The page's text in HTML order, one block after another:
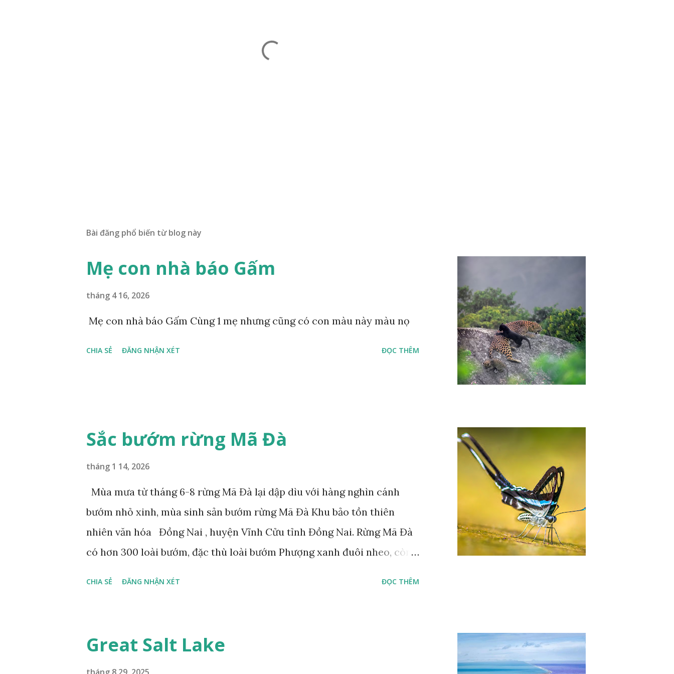
Bài đăng phổ biến từ blog này
Mẹ con nhà báo Gấm
tháng 4 16, 2026
Mẹ con nhà báo Gấm Cùng 1 mẹ nhưng cũng có con màu này màu nọ
CHIA SẺ ĐĂNG NHẬN XÉT ĐỌC THÊM
Sắc bướm rừng Mã Đà
tháng 1 14, 2026
Mùa mưa từ tháng 6-8 rừng Mã Đà lại dập dìu với hàng nghìn cánh
bướm nhỏ xinh, mùa sinh sản bướm rừng Mã Đà Khu bảo tồn thiên
nhiên văn hóa Đồng Nai , huyện Vĩnh Cửu tỉnh Đồng Nai. Rừng Mã Đà
có hơn 300 loài bướm, đặc thù loài bướm Phượng xanh đuôi nheo, còn
CHIA SẺ ĐĂNG NHẬN XÉT ĐỌC THÊM
Great Salt Lake